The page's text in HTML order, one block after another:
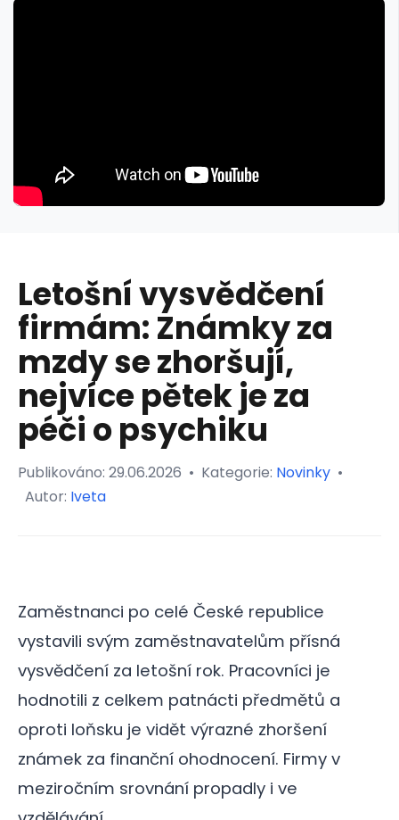
Letošní vysvědčení
firmám: Známky za
mzdy se zhoršují,
nejvíce pětek je za
péči o psychiku
Publikováno: 29.06.2026 • Kategorie: Novinky •
Autor: Iveta
Zaměstnanci po celé České republice
vystavili svým zaměstnavatelům přísná
vysvědčení za letošní rok. Pracovníci je
hodnotili z celkem patnácti předmětů a
oproti loňsku je vidět výrazné zhoršení
známek za finanční ohodnocení. Firmy v
meziročním srovnání propadly i ve